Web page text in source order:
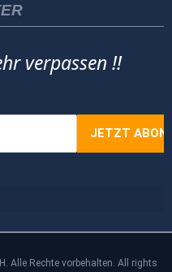
verpassen !!
Alle Rechte vorbehalten. All rights